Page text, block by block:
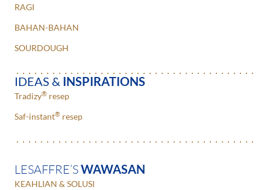
RAGI
BAHAN-BAHAN
SOURDOUGH
IDEAS & INSPIRATIONS
Tradizy® resep
Saf-instant® resep
LESAFFRE’SWAWASAN
KEAHLIAN & SOLUSI